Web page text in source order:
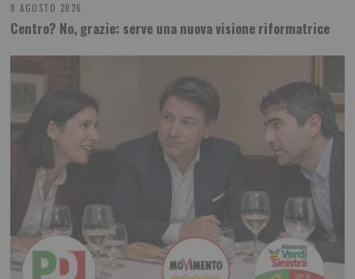
8 AGOSTO 2026
Centro? No, grazie: serve una nuova visione riformatrice